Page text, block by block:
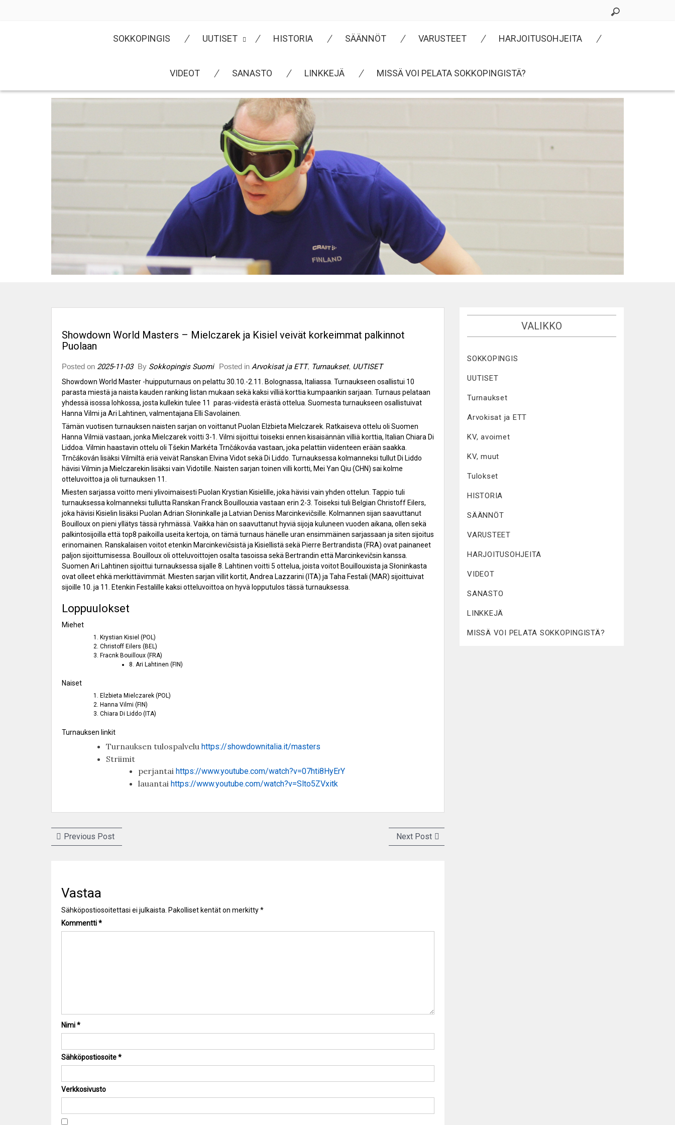
SOKKOPINGIS UUTISET HISTORIA SÄÄNNÖT VARUSTEET HARJOITUSOHJEITA
VIDEOT SANASTO LINKKEJÄ MISSÄ VOI PELATA SOKKOPINGISTÄ?
Showdown World Masters – Mielczarek ja Kisiel veivät korkeimmat palkinnot
Puolaan
Posted on 2025-11-03 By Sokkopingis Suomi Posted in Arvokisat ja ETT, Turnaukset, UUTISET
Showdown World Master -huipputurnaus on pelattu 30.10.-2.11. Bolognassa, Italiassa. Turnaukseen osallistui 10
parasta miestä ja naista kauden ranking listan mukaan sekä kaksi villiä korttia kumpaankin sarjaan. Turnaus pelataan
yhdessä isossa lohkossa, josta kullekin tulee 11 paras-viidestä erästä ottelua. Suomesta turnaukseen osallistuivat
Hanna Vilmi ja Ari Lahtinen, valmentajana Elli Savolainen.
Tämän vuotisen turnauksen naisten sarjan on voittanut Puolan Elżbieta Mielczarek. Ratkaiseva ottelu oli Suomen
Hanna Vilmiä vastaan, jonka Mielczarek voitti 3-1. Vilmi sijoittui toiseksi ennen kisaisännän villiä korttia, Italian Chiara Di
Liddoa. Vilmin haastavin ottelu oli Tšekin Markéta Trnčákováa vastaan, joka pelattiin viidenteen erään saakka.
Trnčákován lisäksi Vilmiltä eriä veivät Ranskan Elvina Vidot sekä Di Liddo. Turnauksessa kolmanneksi tullut Di Liddo
hävisi Vilmin ja Mielczarekin lisäksi vain Vidotille. Naisten sarjan toinen villi kortti, Mei Yan Qiu (CHN) sai kolme
otteluvoittoa ja oli turnauksen 11.
Miesten sarjassa voitto meni ylivoimaisesti Puolan Krystian Kisielille, joka hävisi vain yhden ottelun. Tappio tuli
turnauksessa kolmanneksi tullutta Ranskan Franck Bouillouxia vastaan erin 2-3. Toiseksi tuli Belgian Christoff Eilers,
joka hävisi Kisielin lisäksi Puolan Adrian Słoninkalle ja Latvian Deniss Marcinkevičsille. Kolmannen sijan saavuttanut
Bouilloux on pieni yllätys tässä ryhmässä. Vaikka hän on saavuttanut hyviä sijoja kuluneen vuoden aikana, ollen sekä
palkintosijoilla että top8 paikoilla useita kertoja, on tämä turnaus hänelle uran ensimmäinen sarjassaan ja siten sijoitus
erinomainen. Ranskalaisen voitot etenkin Marcinkevičsistä ja Kisiellistä sekä Pierre Bertrandista (FRA) ovat painaneet
paljon sijoittumisessa. Bouilloux oli otteluvoittojen osalta tasoissa sekä Bertrandin että Marcinkevičsin kanssa.
Suomen Ari Lahtinen sijoittui turnauksessa sijalle 8. Lahtinen voitti 5 ottelua, joista voitot Bouillouxista ja Słoninkasta
ovat olleet ehkä merkittävimmät. Miesten sarjan villit kortit, Andrea Lazzarini (ITA) ja Taha Festali (MAR) sijoittuivat
sijoille 10. ja 11. Etenkin Festalille kaksi otteluvoittoa on hyvä lopputulos tässä turnauksessa.
Loppuulokset
Miehet
Krystian Kisiel (POL)
Christoff Eilers (BEL)
Fracnk Bouilloux (FRA)
8. Ari Lahtinen (FIN)
Naiset
Elzbieta Mielczarek (POL)
Hanna Vilmi (FIN)
Chiara Di Liddo (ITA)
Turnauksen linkit
Turnauksen tulospalvelu https://showdownitalia.it/masters
Striimit
perjantai https://www.youtube.com/watch?v=07hti8HyErY
lauantai https://www.youtube.com/watch?v=Slto5ZVxitk
Artikkelien
Previous PostPrevious
post:
Next PostNext
post:
Vastaa
Sähköpostiosoitettasi ei julkaista. Pakolliset kentät on merkitty*
Kommentti*
Nimi*
Sähköpostiosoite*
Verkkosivusto
VALIKKO
SOKKOPINGIS
UUTISET
Turnaukset
Arvokisat ja ETT
KV, avoimet
KV, muut
Tulokset
HISTORIA
SÄÄNNÖT
VARUSTEET
HARJOITUSOHJEITA
VIDEOT
SANASTO
LINKKEJÄ
MISSÄ VOI PELATA SOKKOPINGISTÄ?